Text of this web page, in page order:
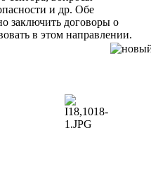
и др. Обе
заключить договоры о
в этом направлении.